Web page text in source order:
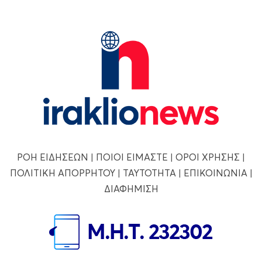
ΡΟΗ ΕΙΔΗΣΕΩΝ | ΠΟΙΟΙ ΕΙΜΑΣΤΕ | ΟΡΟΙ ΧΡΗΣΗΣ |
ΠΟΛΙΤΙΚΗ ΑΠΟΡΡΗΤΟΥ| ΤΑΥΤΟΤΗΤΑ | ΕΠΙΚΟΙΝΩΝΙΑ |
ΔΙΑΦΗΜΙΣΗ